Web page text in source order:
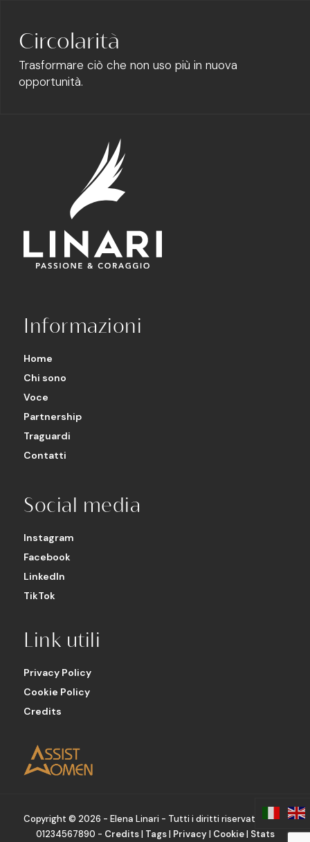
Circolarità
Trasformare ciò che non uso più in nuova
opportunità.
Informazioni
Home
Chi sono
Voce
Partnership
Traguardi
Contatti
Social media
Instagram
Facebook
LinkedIn
TikTok
Link utili
Privacy Policy
Cookie Policy
Credits
Copyright © 2026 - Elena Linari - Tutti i diritti riservati - P.IVA
01234567890 - Credits| Tags| Privacy| Cookie| Stats